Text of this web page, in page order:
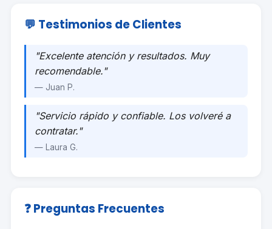
💬 Testimonios de Clientes
"Excelente atención y resultados. Muy
recomendable."
— Juan P.
"Servicio rápido y confiable. Los volveré a
contratar."
— Laura G.
❓ Preguntas Frecuentes